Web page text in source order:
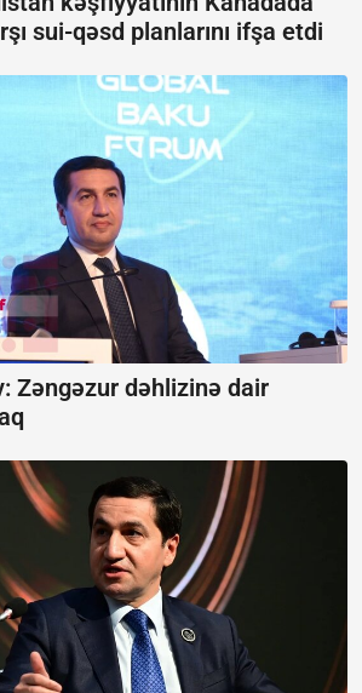
sui-qəsd planlarını ifşa etdi
Zəngəzur dəhlizinə dair